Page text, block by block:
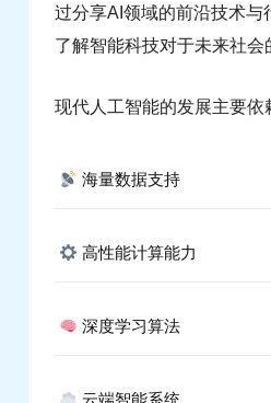
过分享AI领域的前沿技术与
了解智能科技对于未来社会
现代人工智能的发展主要依
海量数据支持
高性能计算能力
深度学习算法